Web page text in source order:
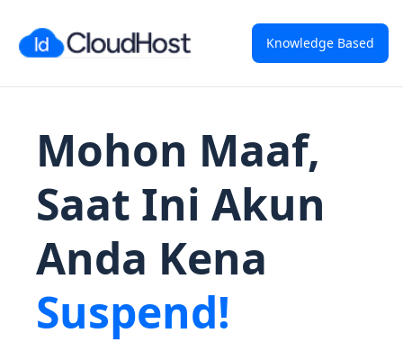
Knowledge Based
Mohon Maaf,
Saat Ini Akun
Anda Kena
Suspend!